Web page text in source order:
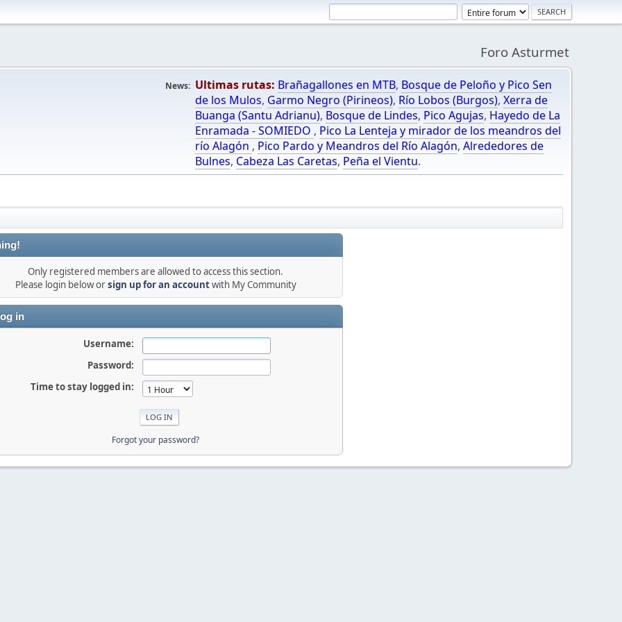
Foro Asturmet
News: Ultimas rutas: Brañagallones en MTB, Bosque de Peloño y Pico Sen
de los Mulos, Garmo Negro (Pirineos), Río Lobos (Burgos), Xerra de
Buanga (Santu Adrianu), Bosque de Lindes, Pico Agujas, Hayedo de La
Enramada - SOMIEDO , Pico La Lenteja y mirador de los meandros del
río Alagón , Pico Pardo y Meandros del Río Alagón, Alrededores de
Bulnes, Cabeza Las Caretas, Peña el Vientu.
Only registered members are allowed to access this section.
Please login below orsign up for an accountwith My Community
in
Username:
Password:
Time to stay logged in:
Forgot your password?